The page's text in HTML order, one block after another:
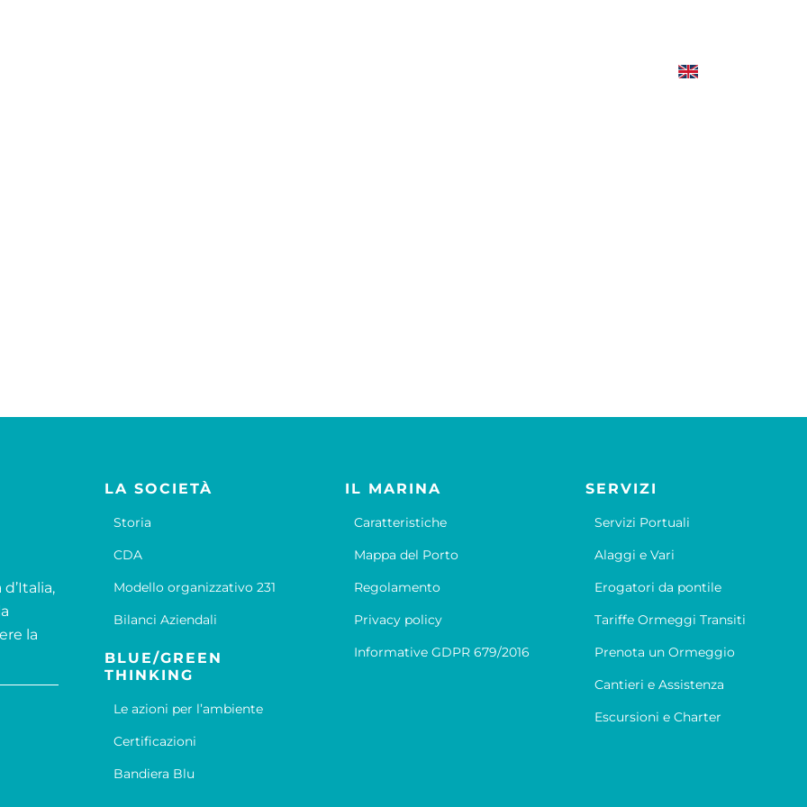
la
LA SOCIETÀ
Storia
CDA
Modello organizzativo 231
Bilanci Aziendali
BLUE/GREEN
THINKING
Le azioni per l’ambiente
Certificazioni
Bandiera Blu
IL MARINA
Caratteristiche
Mappa del Porto
Regolamento
Privacy policy
Informative GDPR 679/2016
SERVIZI
Servizi Portuali
Alaggi e Vari
Erogatori da pontile
Tariffe Ormeggi Transiti
Prenota un Ormeggio
Cantieri e Assistenza
Escursioni e Charter